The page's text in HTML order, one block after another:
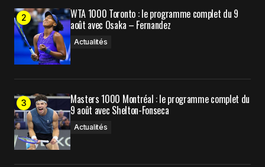
Prévenez-moi de tous les nouveaux commentaires
par e-mail.
mail.
Submit Comment
WTA 1000 Toronto : le programme complet du 9
août avec Osaka – Fernandez
Actualités
Masters 1000 Montréal : le programme complet du
9 août avec Shelton-Fonseca
Actualités